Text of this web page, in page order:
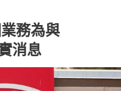
務為與
消息